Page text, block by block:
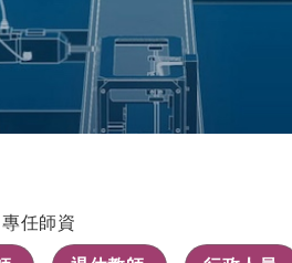
專任師資